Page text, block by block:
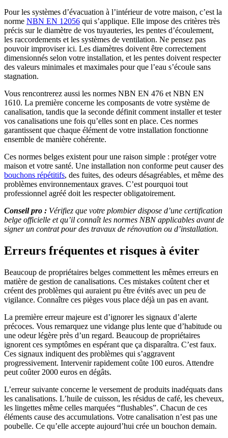
Pour les systèmes d’évacuation à l’intérieur de votre maison, c’est la
norme NBN EN 12056 qui s’applique. Elle impose des critères très
précis sur le diamètre de vos tuyauteries, les pentes d’écoulement,
les raccordements et les systèmes de ventilation. Ne pensez pas
pouvoir improviser ici. Les diamètres doivent être correctement
dimensionnés selon votre installation, et les pentes doivent respecter
des valeurs minimales et maximales pour que l’eau s’écoule sans
stagnation.
Vous rencontrerez aussi les normes NBN EN 476 et NBN EN
1610. La première concerne les composants de votre système de
canalisation, tandis que la seconde définit comment installer et tester
vos canalisations une fois qu’elles sont en place. Ces normes
garantissent que chaque élément de votre installation fonctionne
ensemble de manière cohérente.
Ces normes belges existent pour une raison simple : protéger votre
maison et votre santé. Une installation non conforme peut causer des
bouchons répétitifs, des fuites, des odeurs désagréables, et même des
problèmes environnementaux graves. C’est pourquoi tout
professionnel agréé doit les respecter obligatoirement.
Conseil pro : Vérifiez que votre plombier dispose d’une certification
belge officielle et qu’il connaît les normes NBN applicables avant de
signer un contrat pour des travaux de rénovation ou d’installation.
Erreurs fréquentes et risques à éviter
Beaucoup de propriétaires belges commettent les mêmes erreurs en
matière de gestion de canalisations. Ces mistakes coûtent cher et
créent des problèmes qui auraient pu être évités avec un peu de
vigilance. Connaître ces pièges vous place déjà un pas en avant.
La première erreur majeure est d’ignorer les signaux d’alerte
précoces. Vous remarquez une vidange plus lente que d’habitude ou
une odeur légère près d’un regard. Beaucoup de propriétaires
ignorent ces symptômes en espérant que ça disparaîtra. C’est faux.
Ces signaux indiquent des problèmes qui s’aggravent
progressivement. Intervenir rapidement coûte 100 euros. Attendre
peut coûter 2000 euros en dégâts.
L’erreur suivante concerne le versement de produits inadéquats dans
les canalisations. L’huile de cuisson, les résidus de café, les cheveux,
les lingettes même celles marquées “flushables”. Chacun de ces
éléments cause des accumulations. Votre canalisation n’est pas une
poubelle. Ce qu’elle accepte aujourd’hui crée un bouchon demain.